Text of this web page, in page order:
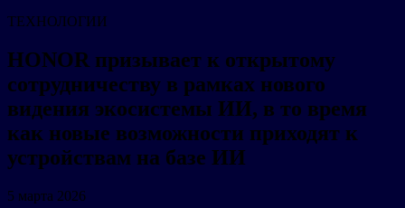
ТЕХНОЛОГИИ
HONOR призывает к открытому
сотрудничеству в рамках нового
видения экосистемы ИИ, в то время
как новые возможности приходят к
устройствам на базе ИИ
5 марта 2026